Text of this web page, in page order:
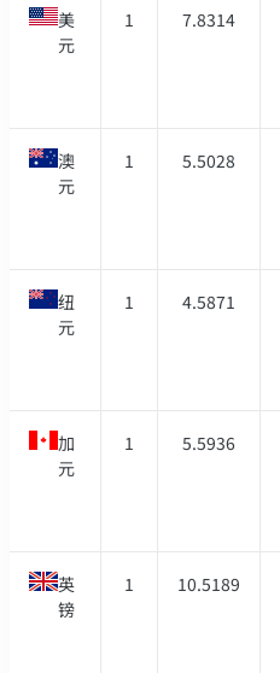
美
元
1 7.8314
澳
元
1 5.5028
纽
元
1 4.5871
加
元
1 5.5936
英
镑
1 10.5189